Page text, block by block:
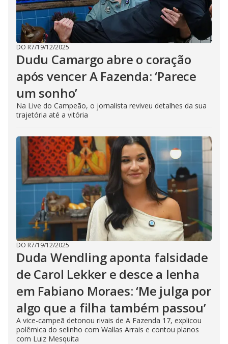
DO R7/19/12/2025
Dudu Camargo abre o coração
após vencer A Fazenda: ‘Parece
um sonho’
Na Live do Campeão, o jornalista reviveu detalhes da sua
trajetória até a vitória
DO R7/19/12/2025
Duda Wendling aponta falsidade
de Carol Lekker e desce a lenha
em Fabiano Moraes: ‘Me julga por
algo que a filha também passou’
A vice-campeã detonou rivais de A Fazenda 17, explicou
polêmica do selinho com Wallas Arrais e contou planos
com Luiz Mesquita